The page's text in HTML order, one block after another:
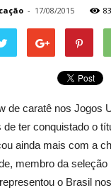
- 17/08/2015 83
de caratê nos Jogos
de ter conquistado o
ainda mais com a
membro da seleção
o Brasil